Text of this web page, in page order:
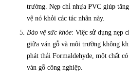
trường. Nẹp chỉ nhựa PVC giúp
vệ nó khỏi các tác nhân này.
Bảo vệ sức khỏe: Việc sử dụng nẹp
giữa ván gỗ và môi trường không
phát thải Formaldehyde, một chất
ván gỗ công nghiệp.